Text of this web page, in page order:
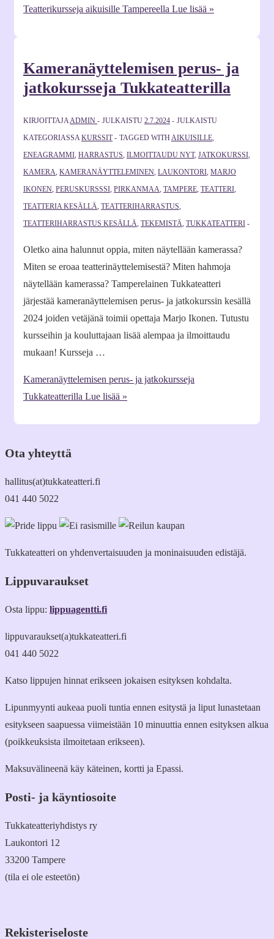
Teatterikursseja aikuisille Tampereella Lue lisää »
Kameranäyttelemisen perus- ja
jatkokursseja Tukkateatterilla
KIRJOITTAJAADMIN JULKAISTU 2.7.2024
JULKAISTU
KATEGORIASSAKURSSIT TAGGED WITHAIKUISILLE,
ENEAGRAMMI, HARRASTUS, ILMOITTAUDU NYT, JATKOKURSSI,
KAMERA, KAMERANÄYTTELEMINEN, LAUKONTORI, MARJO
IKONEN, PERUSKURSSSI, PIRKANMAA, TAMPERE, TEATTERI,
TEATTERIA KESÄLLÄ, TEATTERIHARRASTUS,
TEATTERIHARRASTUS KESÄLLÄ, TEKEMISTÄ, TUKKATEATTERI
Oletko aina halunnut oppia, miten näytellään kamerassa?
Miten se eroaa teatterinäyttelemisestä? Miten hahmoja
näytellään kamerassa? Tamperelainen Tukkateatteri
järjestää kameranäyttelemisen perus- ja jatkokurssin kesällä
2024 joiden vetäjänä toimii opettaja Marjo Ikonen. Tutustu
kursseihin ja kouluttajaan lisää alempaa ja ilmoittaudu
mukaan! Kursseja …
Kameranäyttelemisen perus- ja jatkokursseja
Tukkateatterilla Lue lisää »
Ota yhteyttä
hallitus(at)tukkateatteri.fi
041 440 5022
Tukkateatteri on yhdenvertaisuuden ja moninaisuuden edistäjä.
Lippuvaraukset
Osta lippu: lippuagentti.fi
lippuvaraukset(a)tukkateatteri.fi
041 440 5022
Katso lippujen hinnat erikseen jokaisen esityksen kohdalta.
Lipunmyynti aukeaa puoli tuntia ennen esitystä ja liput lunastetaan
esitykseen saapuessa viimeistään 10 minuuttia ennen esityksen alkua
(poikkeuksista ilmoitetaan erikseen).
Maksuvälineenä käy käteinen, kortti ja Epassi.
Posti- ja käyntiosoite
Tukkateatteriyhdistys ry
Laukontori 12
33200 Tampere
(tila ei ole esteetön)
Rekisteriseloste